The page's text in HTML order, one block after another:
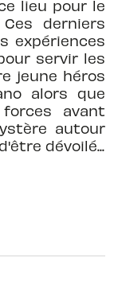
lieu pour le
derniers
expériences
servir les
jeune héros
alors que
avant
autour
dévoilé...